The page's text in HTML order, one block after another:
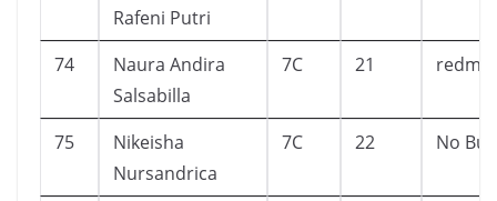
Rafeni Putri
74
Naura Andira
Salsabilla
7C 21
75
Nikeisha
Nursandrica
7C 22 No